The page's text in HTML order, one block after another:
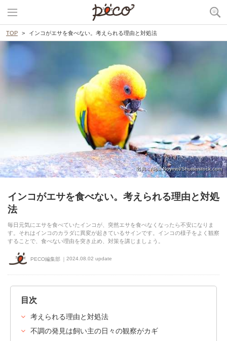
TOP インコがエサを食べない。考えられる理由と対処法
出典 : Nipa Noymol/Shutterstock.com
インコがエサを食べない。考えられる理由と対処
法
毎日元気にエサを食べていたインコが、突然エサを食べなくなったら不安になりま
す。それはインコのカラダに異変が起きているサインです。インコの様子をよく観察
することで、食べない理由を突き止め、対策を講じましょう。
PECO編集部 2024.08.02 update
目次
考えられる理由と対処法
不調の発見は飼い主の日々の観察がカギ